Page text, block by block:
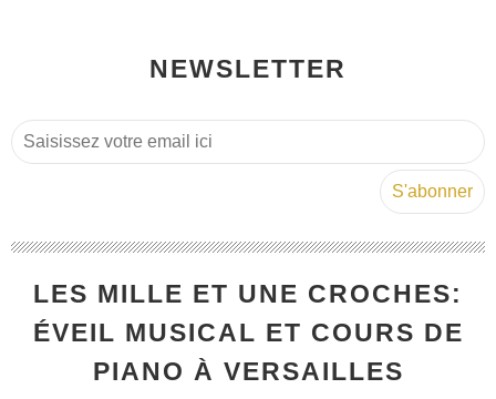
NEWSLETTER
LES MILLE ET UNE CROCHES:
ÉVEIL MUSICAL ET COURS DE
PIANO À VERSAILLES